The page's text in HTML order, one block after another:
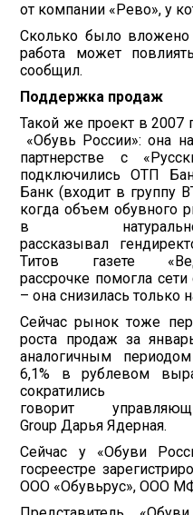
от компании «Рево», у
Сколько было
работа может
сообщил.
Поддержка продаж
Такой же проект в 2007
«Обувь России»: она
партнерстве с
подключились ОТП
Банк (входит в группу
когда объем обувного
в
рассказывал
Титов газете
рассрочке помогла
– она снизилась только
Сейчас рынок тоже
роста продаж за
аналогичным
6,1% в рублевом
говорит
Group Дарья Ядерная.
Сейчас у «Обуви
госреестре
ООО «Обувьрус», ООО